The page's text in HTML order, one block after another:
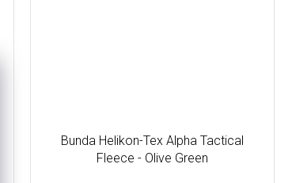
Bunda Helikon-Tex Alpha Tactical
Fleece - Olive Green